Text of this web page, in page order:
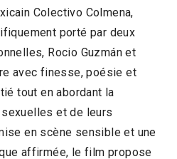
Colectivo Colmena,
porté par deux
Rocio Guzmán et
avec finesse, poésie et
tout en abordant la
et de leurs
en scène sensible et une
affirmée, le film propose